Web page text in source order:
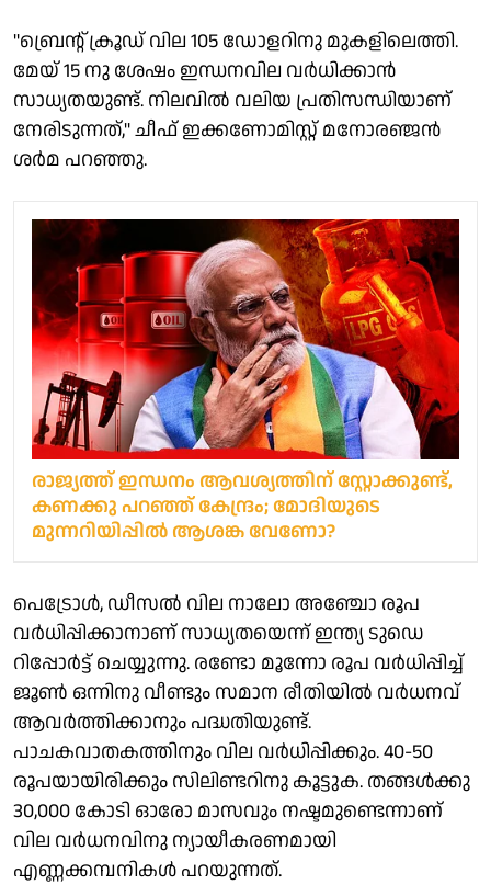
''ബ്രെന്റ് ക്രൂഡ് വില 105 ഡോളറിനു മുകളിലെത്തി.
മേയ് 15 നു ശേഷം ഇന്ധനവില വർധിക്കാൻ
സാധ്യതയുണ്ട്. നിലവിൽ വലിയ പ്രതിസന്ധിയാണ്
നേരിടുന്നത്,'' ചീഫ് ഇക്കണോമിസ്റ്റ് മനോരഞ്ജൻ
ശർമ പറഞ്ഞു.
രാജ്യത്ത് ഇന്ധനം ആവശ്യത്തിന് സ്റ്റോക്കുണ്ട്,
കണക്കു പറഞ്ഞ് കേന്ദ്രം; മോദിയുടെ
മുന്നറിയിപ്പിൽ ആശങ്ക വേണോ?
പെട്രോൾ, ഡീസൽ വില നാലോ അഞ്ചോ രൂപ
വർധിപ്പിക്കാനാണ് സാധ്യതയെന്ന് ഇന്ത്യ ടുഡെ
റിപ്പോർട്ട് ചെയ്യുന്നു. രണ്ടോ മൂന്നോ രൂപ വർധിപ്പിച്ച്
ജൂൺ ഒന്നിനു വീണ്ടും സമാന രീതിയിൽ വർധനവ്
ആവർത്തിക്കാനും പദ്ധതിയുണ്ട്.
പാചകവാതകത്തിനും വില വർധിപ്പിക്കും. 40-50
രൂപയായിരിക്കും സിലിണ്ടറിനു കൂട്ടുക. തങ്ങൾക്കു
30,000 കോടി ഓരോ മാസവും നഷ്ടമുണ്ടെന്നാണ്
വില വർധനവിനു ന്യായീകരണമായി
എണ്ണക്കമ്പനികൾ പറയുന്നത്.